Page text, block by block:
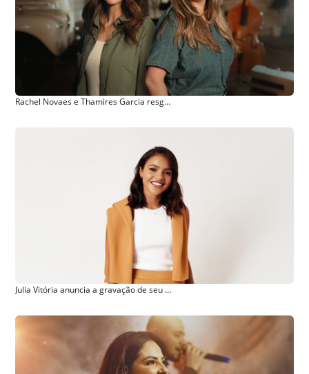
Rachel Novaes e Thamires Garcia resgatam clássico da música cristã
Julia Vitória anuncia a gravação de seu novo DVD